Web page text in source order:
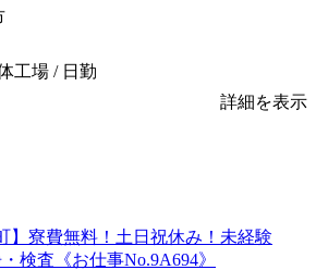
工場 / 日勤
詳細を表示